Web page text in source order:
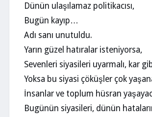
Dünün ulaşılamaz politikacısı,
Bugün kayıp…
Adı sanı unutuldu.
Yarın güzel hatıralar isteniyorsa,
Sevenleri siyasileri uyarmalı, kar
Yoksa bu siyasi çöküşler çok
İnsanlar ve toplum hüsran
Bugünün siyasileri, dünün